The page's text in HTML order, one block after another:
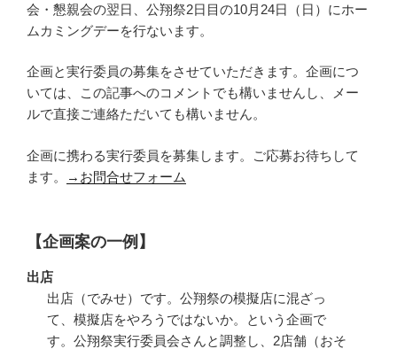
会・懇親会の翌日、公翔祭2日目の10月24日（日）にホー
ムカミングデーを行ないます。
企画と実行委員の募集をさせていただきます。企画につ
いては、この記事へのコメントでも構いませんし、メー
ルで直接ご連絡ただいても構いません。
企画に携わる実行委員を募集します。ご応募お待ちして
ます。
→お問合せフォーム
【企画案の一例】
出店
出店（でみせ）です。公翔祭の模擬店に混ざっ
て、模擬店をやろうではないか。という企画で
す。公翔祭実行委員会さんと調整し、2店舗（おそ